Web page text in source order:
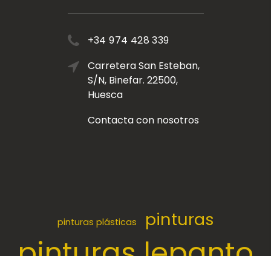
+34 974 428 339
Carretera San Esteban,
S/N, Binefar. 22500,
Huesca
Contacta con nosotros
pinturas plásticas pinturas